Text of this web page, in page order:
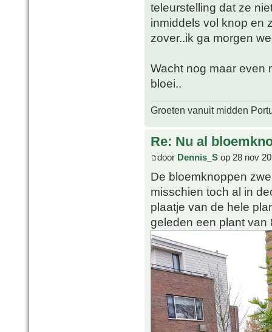
teleurstelling dat ze
inmiddels vol knop en
zover..ik ga morgen
Wacht nog maar even
bloei..
Groeten vanuit midden
Re: Nu al
door Dennis_S op 28 nov
De bloemknoppen
misschien toch al in
plaatje van de hele
geleden een plant van